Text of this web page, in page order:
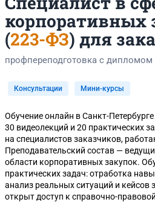
Заказать звонок
корпоративных
(223-ФЗ) для
профпереподготовка с дипломом
Консультации Мини-курсы
Обучение онлайн в Санкт-
30 видеолекций и 20 практических
на специалистов заказчиков,
Преподавательский состав —
области корпоративных закупок.
практических задач: отработка
анализ реальных ситуаций и кейсов
открыт доступ к справочно-